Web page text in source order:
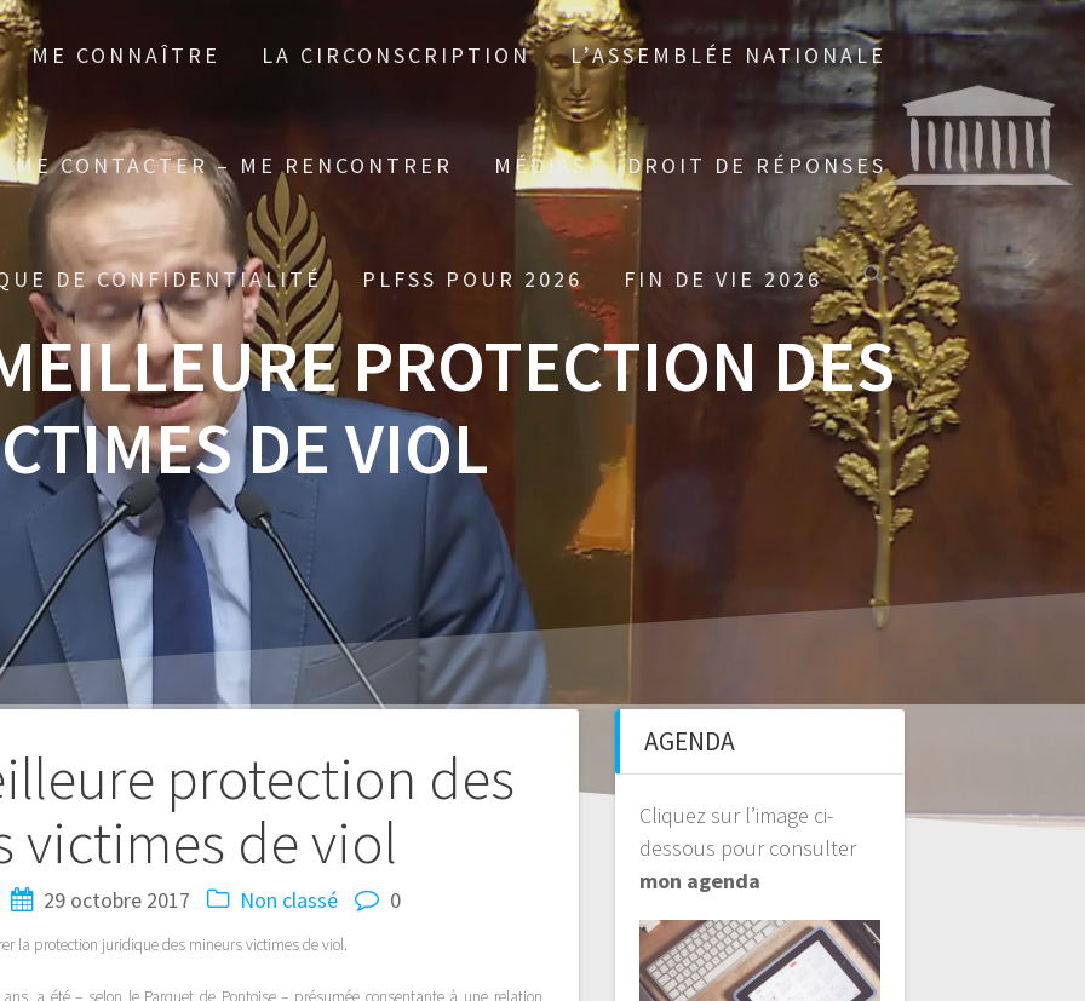
ME CONNAÎTRE LA CIRCONSCRIPTION L’ASSEMBLÉE NATIONALE
ME CONTACTER – ME RENCONTRER MÉDIAS DROIT DE RÉPONSES
DE CONFIDENTIALITÉ PLFSS POUR 2026 FIN DE VIE 2026
PROTECTION DES
DE VIOL
protection des
victimes de viol
29 octobre 2017 Non classé 0
la protection juridique des mineurs victimes de viol.
a été – selon le Parquet de Pontoise – présumée consentante à une relation
AGENDA
Cliquez sur l’image ci-
dessous pour consulter
mon agenda